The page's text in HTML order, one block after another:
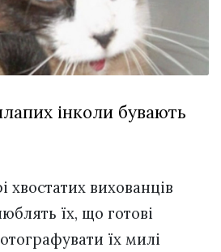
інколи бувають
хвостатих вихованців
їх, що готові
їх милі